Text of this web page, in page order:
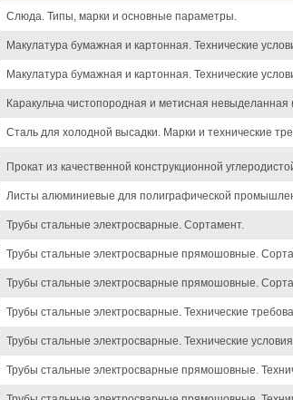
Слюда. Типы, марки и основные параметры.
Макулатура бумажная и картонная. Технические
Макулатура бумажная и картонная. Технические
Каракульча чистопородная и метисная невыделанная
Сталь для холодной высадки. Марки и технические
Прокат из качественной конструкционной
Листы алюминиевые для полиграфической
Трубы стальные электросварные. Сортамент.
Трубы стальные электросварные прямошовные.
Трубы стальные электросварные прямошовные.
Трубы стальные электросварные. Технические
Трубы стальные электросварные. Технические
Трубы стальные электросварные прямошовные.